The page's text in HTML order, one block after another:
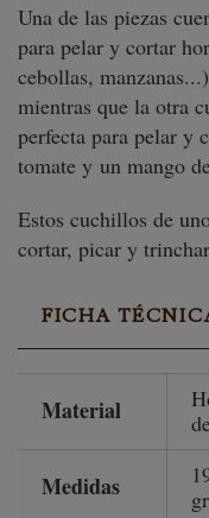
Una de las piezas
para pelar y cortar
cebollas,
mientras que la otra
perfecta para pelar y
tomate y un mango
Estos cuchillos de
cortar, picar y
FICHA
Material
Medidas